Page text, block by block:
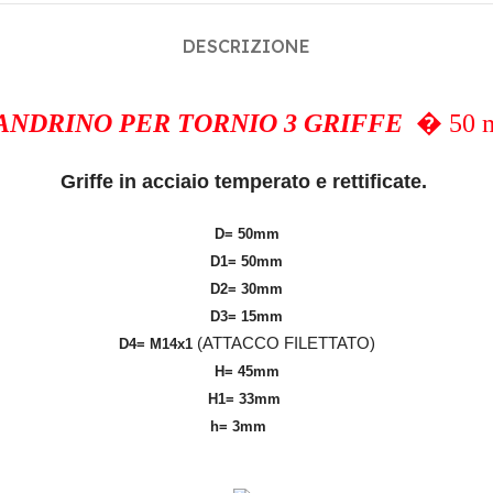
DESCRIZIONE
PER TORNIO 3 GRIFFE � 50
Griffe in acciaio temperato e rettificate.
D= 50mm
D1= 50mm
D2= 30mm
D3= 15mm
D4= M14x1 (ATTACCO FILETTATO)
H= 45mm
H1= 33mm
h= 3mm